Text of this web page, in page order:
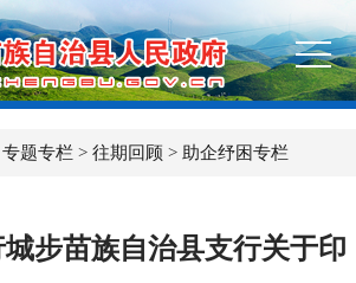
专题专栏 >往期回顾 > 助企纾困专栏
步苗族自治县支行关于印